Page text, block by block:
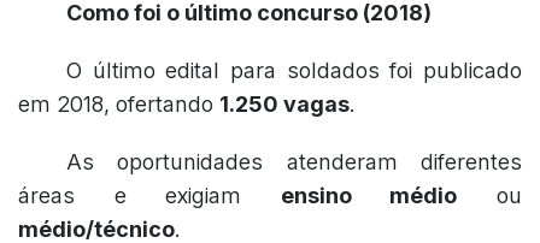
Como foi o último concurso (2018)
O último edital para soldados foi publicado
em 2018, ofertando 1.250 vagas.
As oportunidades atenderam diferentes
áreas e exigiam ensino médio ou
médio/técnico.